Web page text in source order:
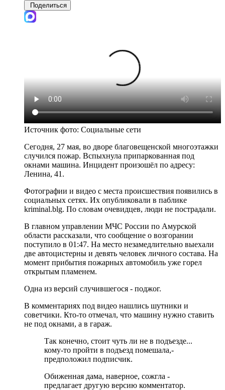
Поделиться
Источник фото: Социальные сети
Сегодня, 27 мая, во дворе благовещенской многоэтажки
случился пожар. Вспыхнула припаркованная под
окнами машина. Инцидент произошёл по адресу:
Ленина, 41.
Фотографии и видео с места происшествия появились в
социальных сетях. Их опубликовали в паблике
kriminal.blg. По словам очевидцев, люди не пострадали.
В главном управлении МЧС России по Амурской
области рассказали, что сообщение о возгорании
поступило в 01:47. На место незамедлительно выехали
две автоцистерны и девять человек личного состава. На
момент прибытия пожарных автомобиль уже горел
открытым пламенем.
Одна из версий случившегося - поджог.
В комментариях под видео нашлись шутники и
советчики. Кто-то отмечал, что машину нужно ставить
не под окнами, а в гараж.
Так конечно, стоит чуть ли не в подъезде...
кому-то пройти в подъезд помешала,-
предположил подписчик.
Обиженная дама, наверное, сожгла -
предлагает другую версию комментатор.